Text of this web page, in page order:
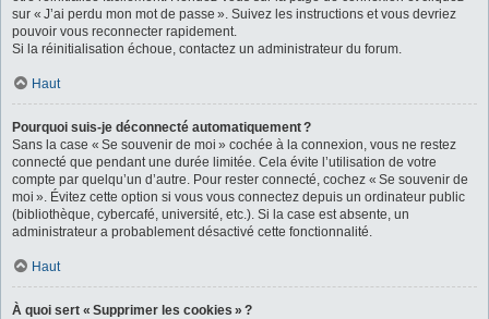
sur « J’ai perdu mon mot de passe ». Suivez les instructions et vous devriez
pouvoir vous reconnecter rapidement.
Si la réinitialisation échoue, contactez un administrateur du forum.
Haut
Pourquoi suis-je déconnecté automatiquement ?
Sans la case « Se souvenir de moi » cochée à la connexion, vous ne restez
connecté que pendant une durée limitée. Cela évite l’utilisation de votre
compte par quelqu’un d’autre. Pour rester connecté, cochez « Se souvenir de
moi ». Évitez cette option si vous vous connectez depuis un ordinateur public
(bibliothèque, cybercafé, université, etc.). Si la case est absente, un
administrateur a probablement désactivé cette fonctionnalité.
Haut
À quoi sert « Supprimer les cookies » ?